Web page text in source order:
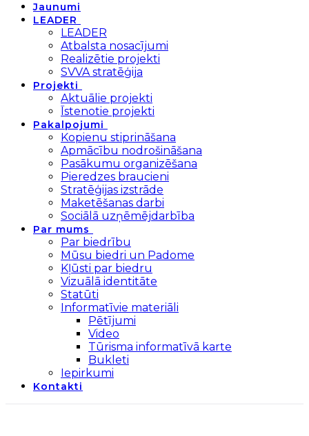
Jaunumi
LEADER
LEADER
Atbalsta nosacījumi
Realizētie projekti
SVVA stratēģija
Projekti
Aktuālie projekti
Īstenotie projekti
Pakalpojumi
Kopienu stiprināšana
Apmācību nodrošināšana
Pasākumu organizēšana
Pieredzes braucieni
Stratēģijas izstrāde
Maketēšanas darbi
Sociālā uzņēmējdarbība
Par mums
Par biedrību
Mūsu biedri un Padome
Kļūsti par biedru
Vizuālā identitāte
Statūti
Informatīvie materiāli
Pētījumi
Video
Tūrisma informatīvā karte
Bukleti
Iepirkumi
Kontakti